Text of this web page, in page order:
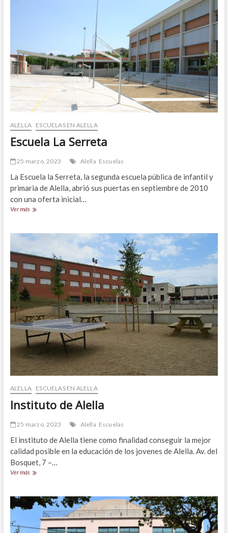
Alella,
en
excelente
ubicación
con
ascensor.
ALELLA ESCUELAS EN ALELLA
Escuela La Serreta
25 marzo, 2023 Alella Escuelas
La Escuela la Serreta, la segunda escuela pública de infantil y
primaria de Alella, abrió sus puertas en septiembre de 2010
con una oferta inicial…
Ver másEscuela
ALELLA ESCUELAS EN ALELLA
Instituto de Alella
25 marzo, 2023 Alella Escuelas
El instituto de Alella tiene como finalidad conseguir la mejor
calidad posible en la educación de los jovenes de Alella. Av. del
Bosquet, 7 –…
Ver másInstituto